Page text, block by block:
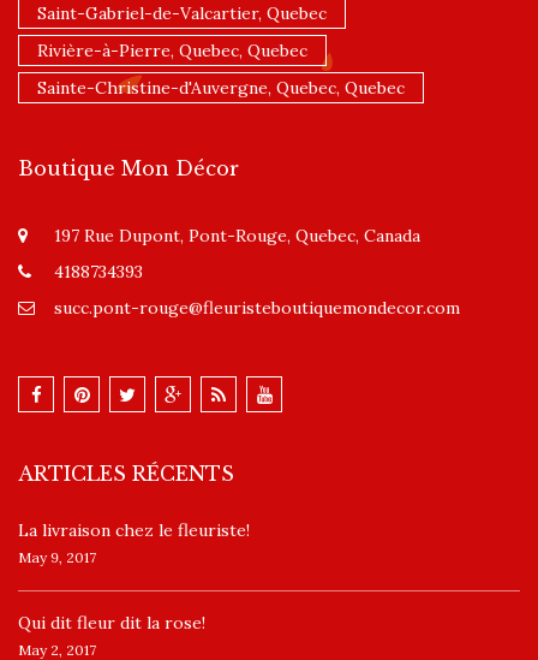
Saint-Gabriel-de-Valcartier, Quebec
Rivière-à-Pierre, Quebec, Quebec
Sainte-Christine-d'Auvergne, Quebec, Quebec
Boutique Mon Décor
197 Rue Dupont, Pont-Rouge, Quebec, Canada
4188734393
succ.pont-rouge@fleuristeboutiquemondecor.com
ARTICLES RÉCENTS
La livraison chez le fleuriste!
May 9, 2017
​Qui dit fleur dit la rose!
May 2, 2017